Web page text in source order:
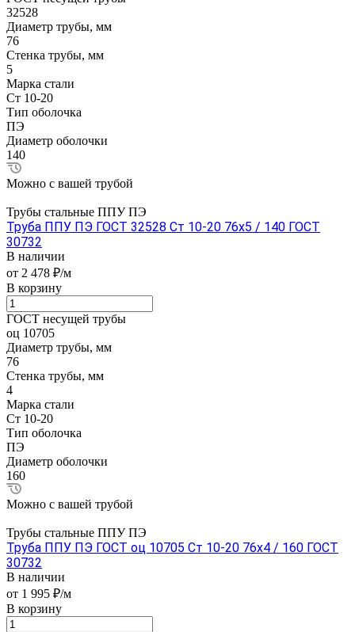
32528
Диаметр трубы, мм
76
Стенка трубы, мм
5
Марка стали
Ст 10-20
Тип оболочка
ПЭ
Диаметр оболочки
140
Можно с вашей трубой
Трубы стальные ППУ ПЭ
Труба ППУ ПЭ ГОСТ 32528 Ст 10-20 76x5 / 140 ГОСТ
30732
В наличии
от 2 478 ₽/м
В корзину
ГОСТ несущей трубы
оц 10705
Диаметр трубы, мм
76
Стенка трубы, мм
4
Марка стали
Ст 10-20
Тип оболочка
ПЭ
Диаметр оболочки
160
Можно с вашей трубой
Трубы стальные ППУ ПЭ
Труба ППУ ПЭ ГОСТ оц 10705 Ст 10-20 76x4 / 160 ГОСТ
30732
В наличии
от 1 995 ₽/м
В корзину